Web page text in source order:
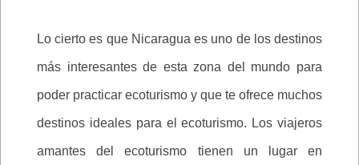
Lo cierto es que Nicaragua es uno de los destinos
más interesantes de esta zona del mundo para
poder practicar ecoturismo y que te ofrece muchos
destinos ideales para el ecoturismo. Los viajeros
amantes del ecoturismo tienen un lugar en